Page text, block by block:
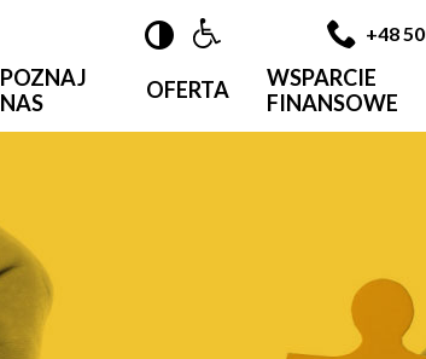
 +48
POZNAJ
NAS
OFERTA
WSPARCIE
FINANSOWE